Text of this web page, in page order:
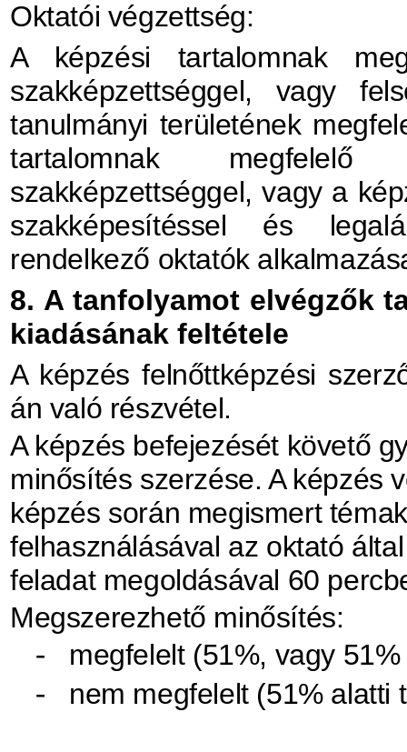
Oktatói végzettség:
A képzési tartalomnak
szakképzettséggel, vagy
tanulmányi területének
tartalomnak
szakképzettséggel, vagy a
szakképesítéssel és
rendelkező oktatók
8. A tanfolyamot elvégzők
kiadásának feltétele
A képzés felnőttképzési
án való részvétel.
A képzés befejezését követő
minősítés szerzése. A képzés
képzés során megismert
felhasználásával az oktató
feladat megoldásával 60
Megszerezhető minősítés:
-
megfelelt (51%, vagy
-
nem megfelelt (51% alatti